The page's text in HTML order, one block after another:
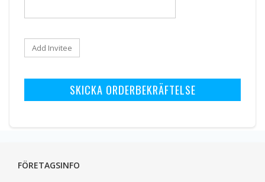
Add Invitee
SKICKA ORDERBEKRÄFTELSE
FÖRETAGSINFO